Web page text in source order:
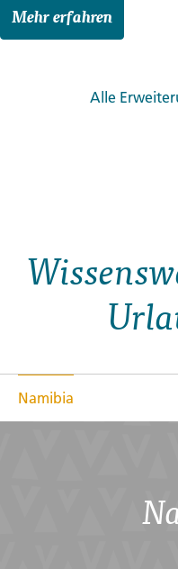
Mehr erfahren
Alle
Namibia